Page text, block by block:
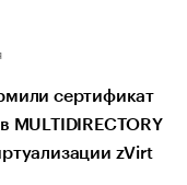
сертификат
MULTIDIRECTORY
zVirt